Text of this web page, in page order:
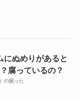
にぬめりがあると
腐っているの？
の困った